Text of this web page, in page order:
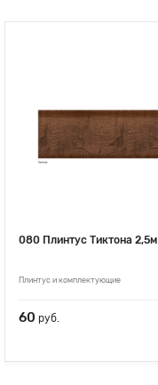
080 Плинтус Тиктона 2,5м
Плинтус и комплектующие
60 руб.